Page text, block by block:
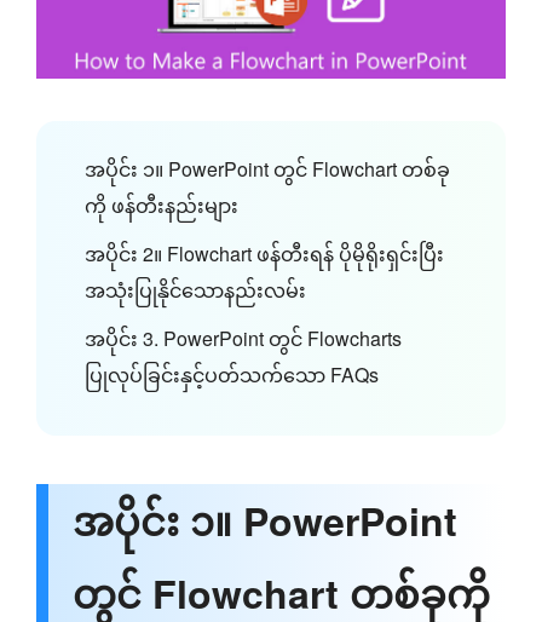
အပိုင်း ၁။ PowerPoint တွင် Flowchart တစ်ခု
ကို ဖန်တီးနည်းများ
အပိုင်း 2။ Flowchart ဖန်တီးရန် ပိုမိုရိုးရှင်းပြီး
အသုံးပြုနိုင်သောနည်းလမ်း
အပိုင်း 3. PowerPoint တွင် Flowcharts
ပြုလုပ်ခြင်းနှင့်ပတ်သက်သော FAQs
အပိုင်း ၁။ PowerPoint
တွင် Flowchart တစ်ခုကို